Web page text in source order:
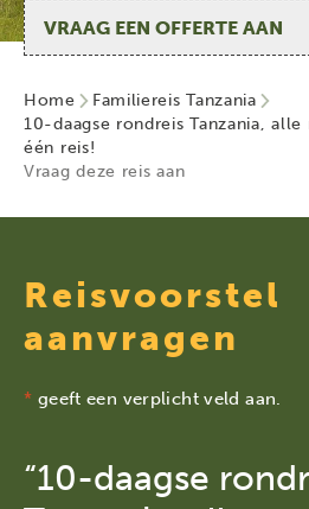
Selecteer pagina
Home
Familiereis Tanzania
10-daagse rondreis Tanzania,
één reis!
Vraag deze reis aan
Reisvoorstel
aanvragen
* geeft een verplicht veld aan.
“10-daagse